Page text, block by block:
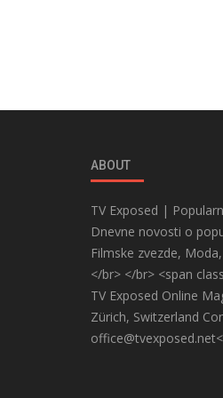
ABOUT
TV Exposed |
Dnevne novosti o
Filmske zvezde,
</br> </br> <span
TV Exposed Online
Zürich, Switzerland